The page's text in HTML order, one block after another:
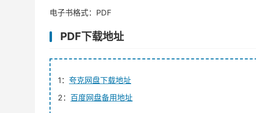
电子书格式：PDF
PDF下载地址
1： 夸克网盘下载地址
2： 百度网盘备用地址